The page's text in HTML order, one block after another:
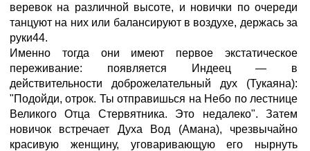
веревок на различной высоте, и новички по очереди
танцуют на них или балансируют в воздухе, держась за
руки44.
Именно тогда они имеют первое экстатическое
переживание: появляется Индеец — в
действительности доброжелательный дух (Тукаяна):
"Подойди, отрок. Ты отправишься на Небо по лестнице
Великого Отца Стервятника. Это недалеко". Затем
новичок встречает Духа Вод (Амана), чрезвычайно
красивую женщину, уговаривающую его нырнуть